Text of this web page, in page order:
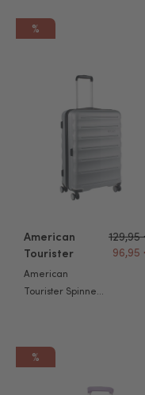
American Tourister
%
American
Tourister
American
Tourister Spinner
American Tourister
%